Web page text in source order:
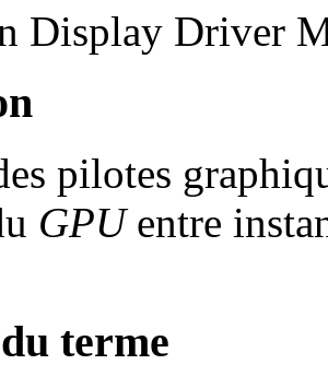
Display Driver
pilotes
GPUentre
terme